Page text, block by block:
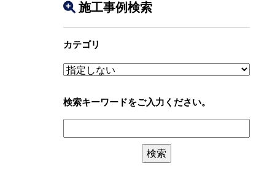
施工事例検索
カテゴリ
検索キーワードをご入力ください。